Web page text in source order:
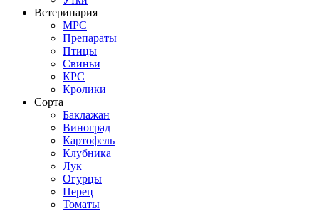
Ветеринария
МРС
Препараты
Птицы
Свиньи
КРС
Кролики
Сорта
Баклажан
Виноград
Картофель
Клубника
Лук
Огурцы
Перец
Томаты